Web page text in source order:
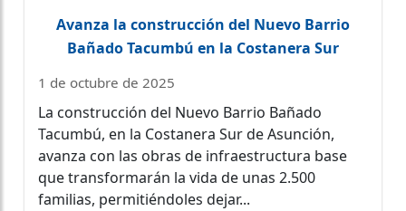
Avanza la construcción del Nuevo Barrio
Bañado Tacumbú en la Costanera Sur
1 de octubre de 2025
La construcción del Nuevo Barrio Bañado
Tacumbú, en la Costanera Sur de Asunción,
avanza con las obras de infraestructura base
que transformarán la vida de unas 2.500
familias, permitiéndoles dejar...